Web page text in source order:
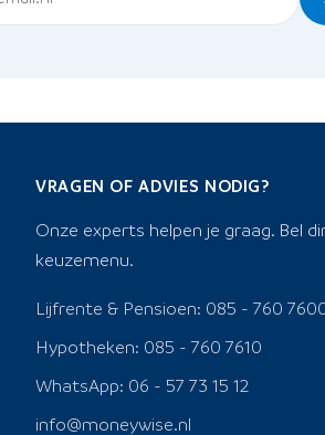
VRAGEN OF ADVIES NODIG?
Onze experts helpen je graag. Bel
keuzemenu.
Lijfrente & Pensioen: 085 - 760
Hypotheken: 085 - 760 7610
WhatsApp: 06 - 57 73 15 12
info@moneywise.nl